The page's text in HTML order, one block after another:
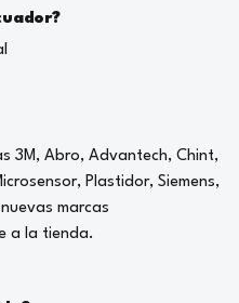
3M, Abro, Advantech, Chint,
Plastidor, Siemens,
marcas
a la tienda.